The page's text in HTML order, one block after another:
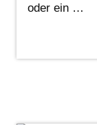
oder ein …